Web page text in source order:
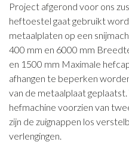
Project afgerond voor ons
heftoestel gaat gebruikt
metaalplaten op een
400 mm en 6000 mm
en 1500 mm Maximale
afhangen te beperken
van de metaalplaat
hefmachine voorzien van
zijn de zuignappen los
verlengingen.